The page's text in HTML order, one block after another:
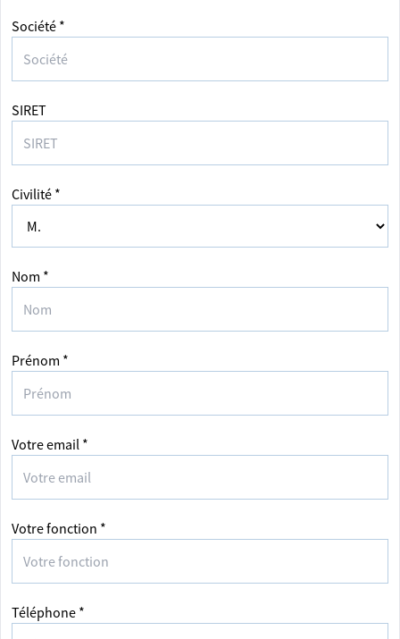
Société *
SIRET
Civilité *
Nom *
Prénom *
Votre email *
Votre fonction *
Téléphone *